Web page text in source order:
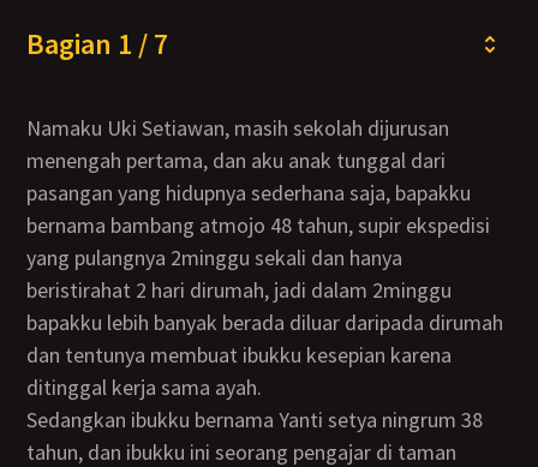
Bagian 1 / 7
Namaku Uki Setiawan, masih sekolah dijurusan
menengah pertama, dan aku anak tunggal dari
pasangan yang hidupnya sederhana saja, bapakku
bernama bambang atmojo 48 tahun, supir ekspedisi
yang pulangnya 2minggu sekali dan hanya
beristirahat 2 hari dirumah, jadi dalam 2minggu
bapakku lebih banyak berada diluar daripada dirumah
dan tentunya membuat ibukku kesepian karena
ditinggal kerja sama ayah.
Sedangkan ibukku bernama Yanti setya ningrum 38
tahun, dan ibukku ini seorang pengajar di taman